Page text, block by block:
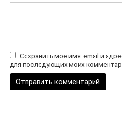
Сохранить моё имя, email и
для последующих моих